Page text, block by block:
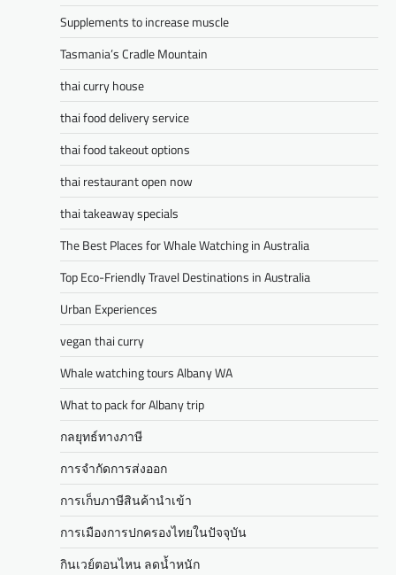
Supplements to increase muscle
Tasmania’s Cradle Mountain
thai curry house
thai food delivery service
thai food takeout options
thai restaurant open now
thai takeaway specials
The Best Places for Whale Watching in Australia
Top Eco-Friendly Travel Destinations in Australia
Urban Experiences
vegan thai curry
Whale watching tours Albany WA
What to pack for Albany trip
กลยุทธ์ทางภาษี
การจำกัดการส่งออก
การเก็บภาษีสินค้านำเข้า
การเมืองการปกครองไทยในปัจจุบัน
กินเวย์ตอนไหน ลดน้ำหนัก